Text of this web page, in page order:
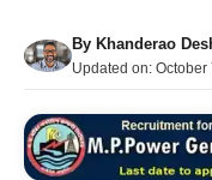
By Khanderao
Updated on: October